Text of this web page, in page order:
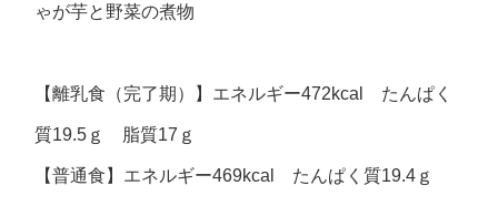
ゃが芋と野菜の煮物
【離乳食（完了期）】エネルギー472kcal たんぱく
質19.5ｇ 脂質17ｇ
【普通食】エネルギー469kcal たんぱく質19.4ｇ